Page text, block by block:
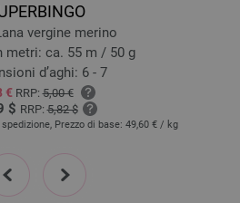
vergine merino
metri: ca. 55 m / 50 g
d’aghi: 6 - 7
€ RRP:5,00 €
$ RRP:5,82 $
Prezzo di base: 49,60 € / kg
next